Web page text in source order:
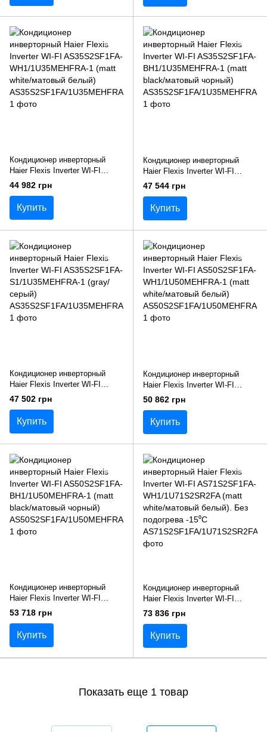
Кондиционер инверторный
Haier Flexis Inverter WI-FI
AS35S2SF1FA-
WH1/1U35MEHFRA-1 (matt
white/матовый белый)
44 982 грн
Купить
Кондиционер инверторный
Haier Flexis Inverter WI-FI
AS35S2SF1FA-
BH1/1U35MEHFRA-1 (matt
black/матовый чорный)
47 544 грн
Купить
Кондиционер инверторный
Haier Flexis Inverter WI-FI
AS35S2SF1FA-
S1/1U35MEHFRA-1 (gray/
серый)
47 502 грн
Купить
Кондиционер инверторный
Haier Flexis Inverter WI-FI
AS50S2SF1FA-
WH1/1U50MEHFRA-1 (matt
white/матовый белый)
50 862 грн
Купить
Кондиционер инверторный
Haier Flexis Inverter WI-FI
AS50S2SF1FA-
BH1/1U50MEHFRA-1 (matt
black/матовый чорный)
53 718 грн
Купить
Кондиционер инверторный
Haier Flexis Inverter WI-FI
AS71S2SF1FA-
WH1/1U71S2SR2FA (matt white/
матовый белый). Без
подогрева -15⁰С
73 836 грн
Купить
Показать еще 1 товар